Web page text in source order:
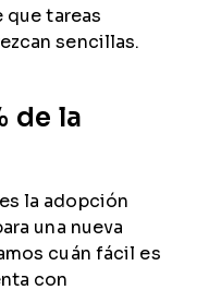
que tareas
sencillas.
de la
la adopción
una nueva
cuán fácil es
con